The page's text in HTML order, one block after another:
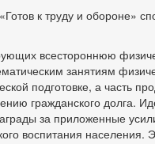
к труду и обороне»
всестороннюю
занятиям
подготовке, а часть
гражданского долга.
за приложенные
воспитания